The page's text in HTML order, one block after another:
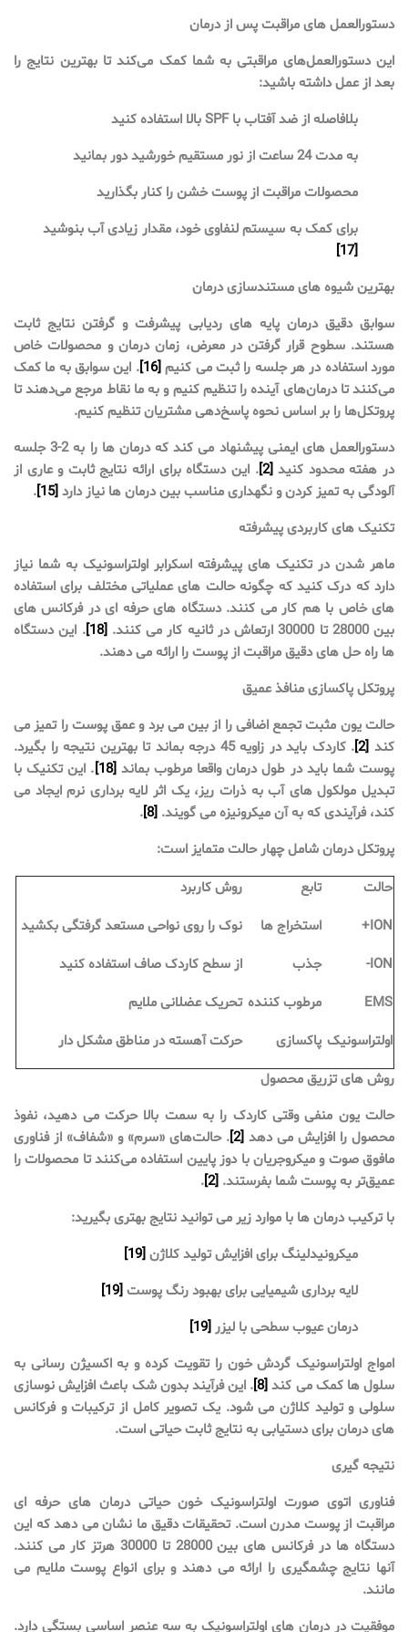
دستورالعمل های مراقبت پس از درمان
این دستورالعمل‌های مراقبتی به شما کمک می‌کند تا بهترین نتایج را
بعد از عمل داشته باشید:
بلافاصله از ضد آفتاب با SPF بالا استفاده کنید
به مدت 24 ساعت از نور مستقیم خورشید دور بمانید
محصولات مراقبت از پوست خشن را کنار بگذارید
برای کمک به سیستم لنفاوی خود، مقدار زیادی آب بنوشید
[17]
بهترین شیوه های مستندسازی درمان
سوابق دقیق درمان پایه های ردیابی پیشرفت و گرفتن نتایج ثابت
هستند. سطوح قرار گرفتن در معرض، زمان درمان و محصولات خاص
مورد استفاده در هر جلسه را ثبت می کنیم [16]
. این سوابق به ما کمک
می‌کنند تا درمان‌های آینده را تنظیم کنیم و به ما نقاط مرجع می‌دهند تا
پروتکل‌ها را بر اساس نحوه پاسخ‌دهی مشتریان تنظیم کنیم.
دستورالعمل های ایمنی پیشنهاد می کند که درمان ها را به 2-3 جلسه
در هفته محدود کنید [2] . این دستگاه برای ارائه نتایج ثابت و عاری از
آلودگی به تمیز کردن و نگهداری مناسب بین درمان ها نیاز دارد[15]
.
تکنیک های کاربردی پیشرفته
ماهر شدن در تکنیک های پیشرفته اسکرابر اولتراسونیک به شما نیاز
دارد که درک کنید که چگونه حالت های عملیاتی مختلف برای استفاده
های خاص با هم کار می کنند. دستگاه های حرفه ای در فرکانس های
بین 28000 تا 30000 ارتعاش در ثانیه کار می کنند.
[18]
. این دستگاه
ها راه حل های دقیق مراقبت از پوست را ارائه می دهند.
پروتکل پاکسازی منافذ عمیق
حالت یون مثبت تجمع اضافی را از بین می برد و عمق پوست را تمیز می
کند [2]
. کاردک باید در زاویه 45 درجه بماند تا بهترین نتیجه را بگیرد.
پوست شما باید در طول درمان واقعا مرطوب بماند [18]
. این تکنیک با
تبدیل مولکول های آب به ذرات ریز، یک اثر لایه برداری نرم ایجاد می
کند، فرآیندی که به آن میکرونیزه می گویند. [8]
.
پروتکل درمان شامل چهار حالت متمایز است:
حالت
تابع
روش کاربرد
ION+
استخراج ها
نوک را روی نواحی مستعد گرفتگی بکشید
ION-
جذب
از سطح کاردک صاف استفاده کنید
EMS
مرطوب کننده تحریک عضلانی ملایم
اولتراسونیک پاکسازی
حرکت آهسته در مناطق مشکل دار
روش های تزریق محصول
حالت یون منفی وقتی کاردک را به سمت بالا حرکت می دهید، نفوذ
محصول را افزایش می دهد [2] . حالت‌های «سرم» و «شفاف» از فناوری
مافوق صوت و میکروجریان با دوز پایین استفاده می‌کنند تا محصولات را
عمیق‌تر به پوست شما بفرستند. [2]
.
با ترکیب درمان ها با موارد زیر می توانید نتایج بهتری بگیرید:
میکرونیدلینگ برای افزایش تولید کلاژن[19]
لایه برداری شیمیایی برای بهبود رنگ پوست[19]
درمان عیوب سطحی با لیزر[19]
امواج اولتراسونیک گردش خون را تقویت کرده و به اکسیژن رسانی به
سلول ها کمک می کند [8] . این فرآیند بدون شک باعث افزایش نوسازی
سلولی و تولید کلاژن می شود. یک تصویر کامل از ترکیبات و فرکانس
های درمان برای دستیابی به نتایج ثابت حیاتی است.
نتیجه گیری
فناوری اتوی صورت اولتراسونیک خون حیاتی درمان های حرفه ای
مراقبت از پوست مدرن است. تحقیقات دقیق ما نشان می دهد که این
دستگاه ها در فرکانس های بین 28000 تا 30000 هرتز کار می کنند.
آنها نتایج چشمگیری را ارائه می دهند و برای انواع پوست ملایم می
مانند.
موفقیت در درمان های اولتراسونیک به سه عنصر اساسی بستگی دارد.